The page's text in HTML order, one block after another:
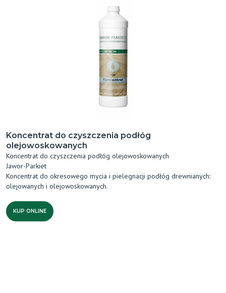
Koncentrat do czyszczenia podłóg
olejowoskowanych
Koncentrat do czyszczenia podłóg olejowoskowanych
Jawor-Parkiet
Koncentrat do okresowego mycia i pielegnacji podłóg drewnianych:
olejowanych i olejowoskowanych.
KUP ONLINE